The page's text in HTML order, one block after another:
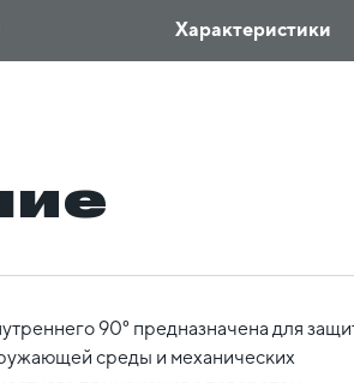
Характеристики
90° предназначена для
среды и механических